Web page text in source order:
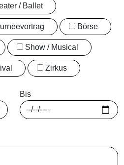
/ Ballet
Börse
Show / Musical
Zirkus
Bis